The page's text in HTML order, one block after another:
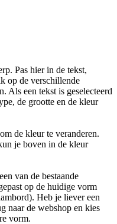
Pas hier in de tekst,
op de verschillende
Als een tekst is geselecteerd
de grootte en de kleur
de kleur te veranderen.
je boven in de kleur
van de bestaande
op de huidige vorm
Heb je liever een
naar de webshop en kies
vorm.